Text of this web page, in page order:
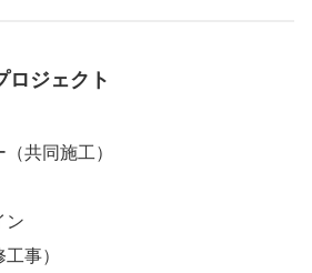
ロジェクト
共同施工）
ン
事）